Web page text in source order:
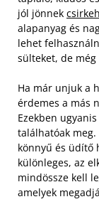
jól jönnek
alapanyag és
lehet
sülteket, de
Ha már unjuk a
érdemes a más
Ezekben
találhatóak
könnyű és üdítő
különleges, az
mindössze kell
amelyek